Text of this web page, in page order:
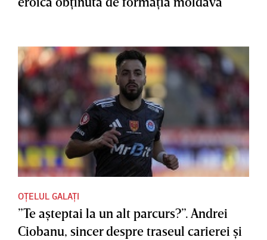
OȚELUL GALAȚI
”Te aşteptai la un alt parcurs?”. Andrei
Ciobanu, sincer despre traseul carierei şi